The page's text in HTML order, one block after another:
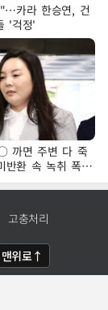
카라 한승연, 건
'걱정'
면 주변 다 죽
환 속 녹취 폭로
고충처리
맨위로↑